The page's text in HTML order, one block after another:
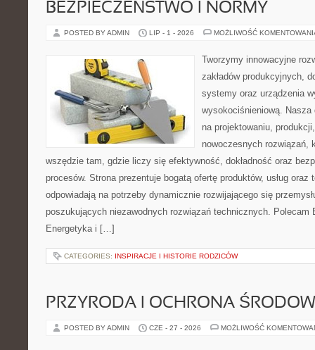
BEZPIECZEŃSTWO I NORMY
POSTED BY ADMIN LIP - 1 - 2026 MOŻLIWOŚĆ
Tworzymy innowacyjne
zakładów produkcyjnych,
systemy oraz urządzenia
wysokociśnieniową. Nasza
na projektowaniu,
nowoczesnych rozwiązań,
wszędzie tam, gdzie liczy się efektywność, dokładność oraz
procesów. Strona prezentuje bogatą ofertę produktów, usług oraz
odpowiadają na potrzeby dynamicznie rozwijającego się
poszukujących niezawodnych rozwiązań technicznych. Polecam
Energetyka i […]
CATEGORIES: INSPIRACJE I HISTORIE RODZICÓW
PRZYRODA I OCHRONA
POSTED BY ADMIN CZE - 27 - 2026 MOŻLIWOŚĆ